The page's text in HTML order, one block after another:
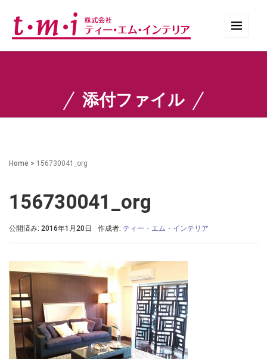
添付ファイル
Home > 156730041_org
156730041_org
公開済み: 2016年1月20日 作成者: ティー・エム・インテリア